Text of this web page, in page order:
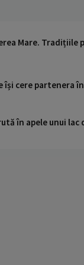
Mare.
își cere partenera
în apele unui